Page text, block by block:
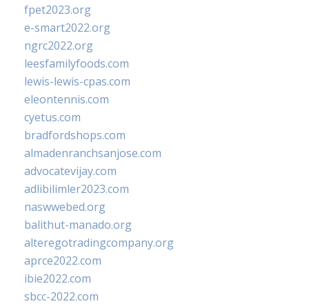
fpet2023.org
e-smart2022.org
ngrc2022.org
leesfamilyfoods.com
lewis-lewis-cpas.com
eleontennis.com
cyetus.com
bradfordshops.com
almadenranchsanjose.com
advocatevijay.com
adlibilimler2023.com
naswwebed.org
balithut-manado.org
alteregotradingcompany.org
aprce2022.com
ibie2022.com
sbcc-2022.com